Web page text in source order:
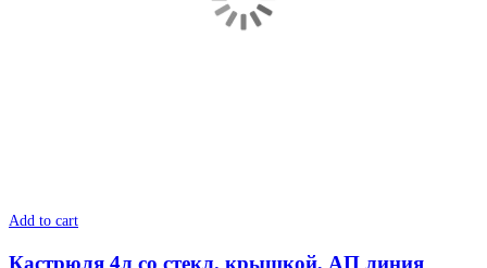
Add to cart
Кастрюля 4л со стекл. крышкой, АП линия